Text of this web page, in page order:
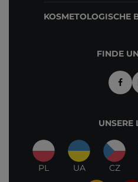
KOSMETOLOGISCHE
FINDE
UNSERE
PL UA CZ